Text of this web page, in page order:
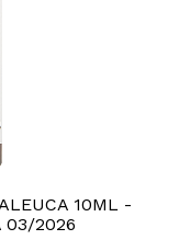
10ML -
03/2026